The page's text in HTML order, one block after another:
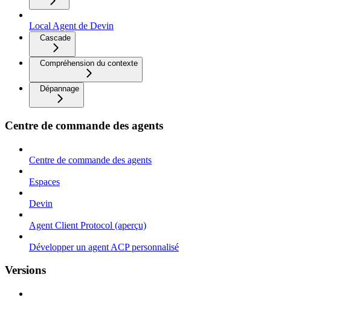
Local Agent de Devin
Cascade
Compréhension du contexte
Dépannage
Centre de commande des agents
Centre de commande des agents
Espaces
Devin
Agent Client Protocol (aperçu)
Développer un agent ACP personnalisé
Versions